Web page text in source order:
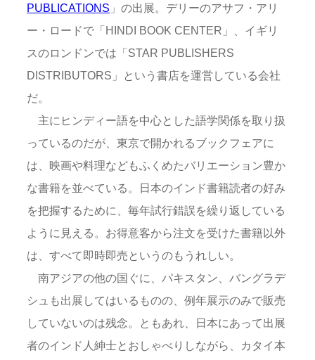
PUBLICATIONS 」の出展。デリーのアサフ・アリ
ー・ロードで「HINDI BOOK CENTER」、イギリ
スのロンドンでは「STAR PUBLISHERS
DISTRIBUTORS」という書店を運営している会社
だ。
主にヒンディー語を中心とした語学関係を取り扱
っているのだが、東京で開かれるブックフェアに
は、映画や料理などもふくめたバリエーション豊か
な書籍を並べている。日本のインド書籍読者の好み
を把握するために、毎年試行錯誤を繰り返している
ように見える。お得意客から注文を受けた書籍以外
は、すべて即時即売というのもうれしい。
南アジアの他の国ぐに、パキスタン、バングラデ
シュも出展してはいるものの、例年展示のみで販売
していないのは残念。ともあれ、日本にあって出展
者のインド人紳士とおしゃべりしながら、カタイ本